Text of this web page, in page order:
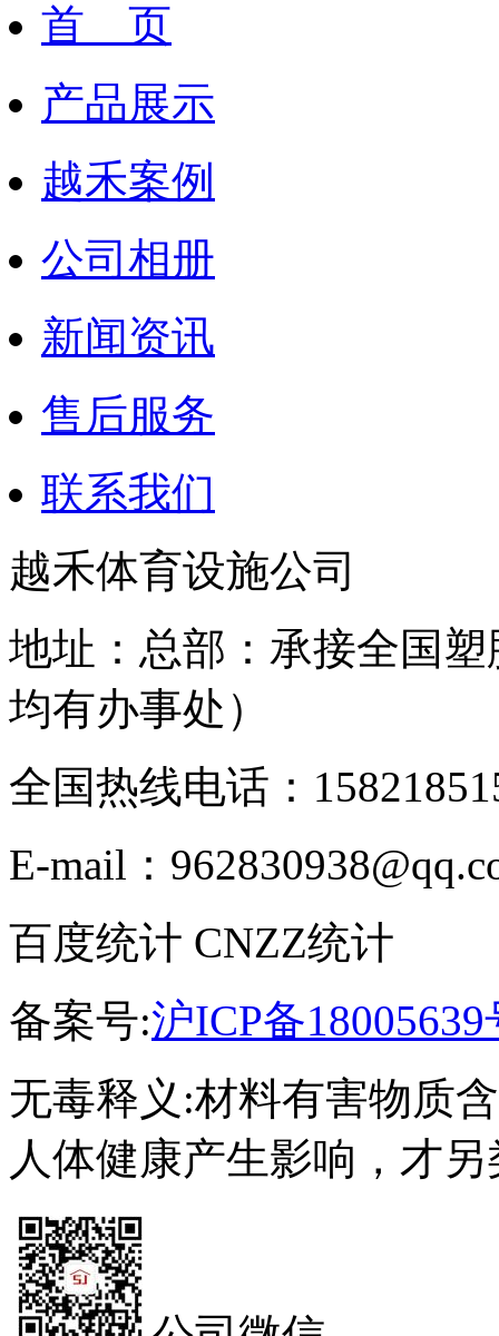
首 页
产品展示
越禾案例
公司相册
新闻资讯
售后服务
联系我们
越禾体育设施公司
地址：总部：承接全国
均有办事处）
全国热线电话：
E-mail：
百度统计 CNZZ统计
备案号:沪ICP备18005639
无毒释义:材料有害物质
人体健康产生影响，才